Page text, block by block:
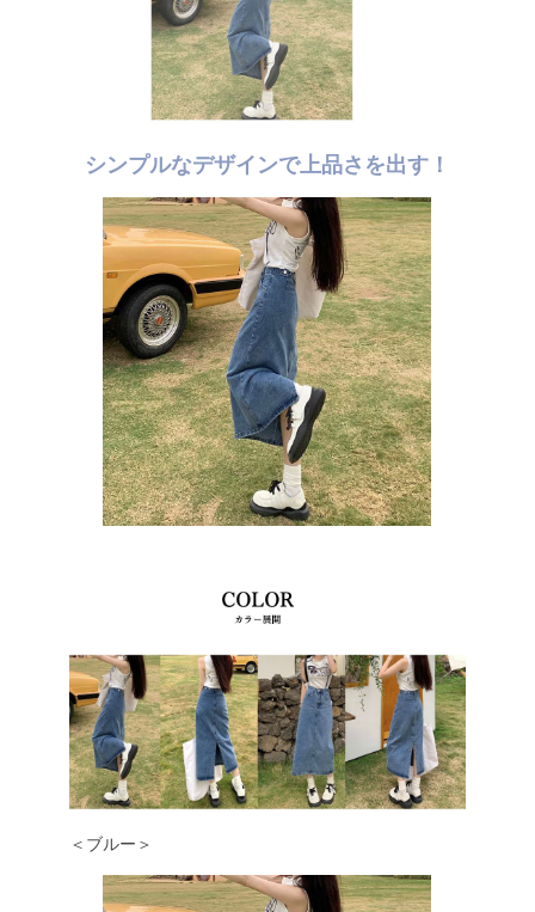
シンプルなデザインで上品さを出す！
＜ブルー＞